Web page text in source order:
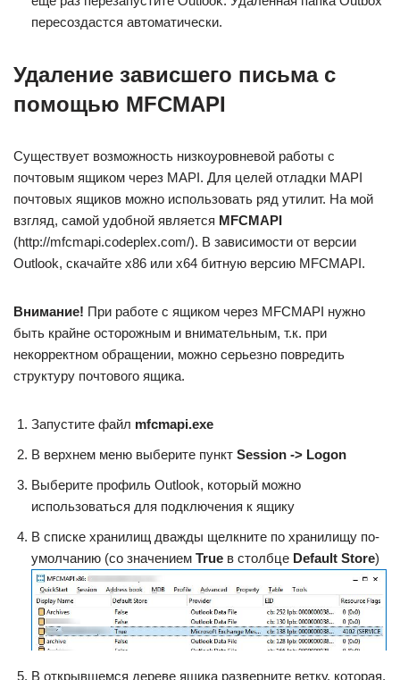
пересоздастся автоматически.
Удаление зависшего письма с
помощью MFCMAPI
Существует возможность низкоуровневой работы с
почтовым ящиком через MAPI. Для целей отладки MAPI
почтовых ящиков можно использовать ряд утилит. На мой
взгляд, самой удобной является MFCMAPI
(http://mfcmapi.codeplex.com/). В зависимости от версии
Outlook, скачайте x86 или x64 битную версию MFCMAPI.
Внимание! При работе с ящиком через MFCMAPI нужно
быть крайне осторожным и внимательным, т.к. при
некорректном обращении, можно серьезно повредить
структуру почтового ящика.
Запустите файл mfcmapi.exe
В верхнем меню выберите пункт Session -> Logon
Выберите профиль Outlook, который можно
использоваться для подключения к ящику
В списке хранилищ дважды щелкните по хранилищу по-
умолчанию (со значением True в столбце Default Store)
В открывшемся дереве ящика разверните ветку, которая,